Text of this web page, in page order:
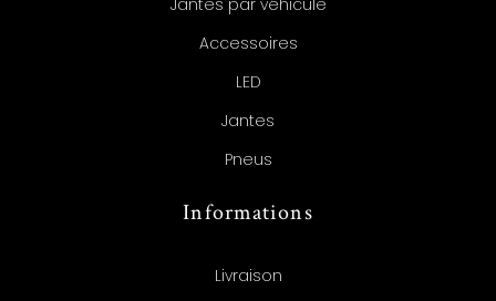
Accessoires
LED
Jantes
Pneus
Informations
Livraison